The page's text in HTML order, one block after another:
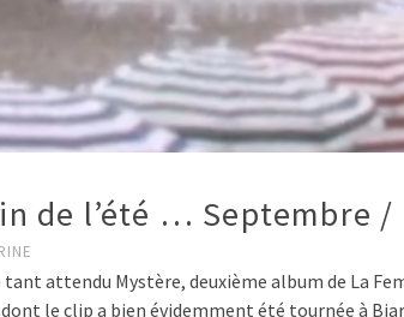
de l’été … Septembre /
attendu Mystère, deuxième album de La
le clip a bien évidemment été tournée à